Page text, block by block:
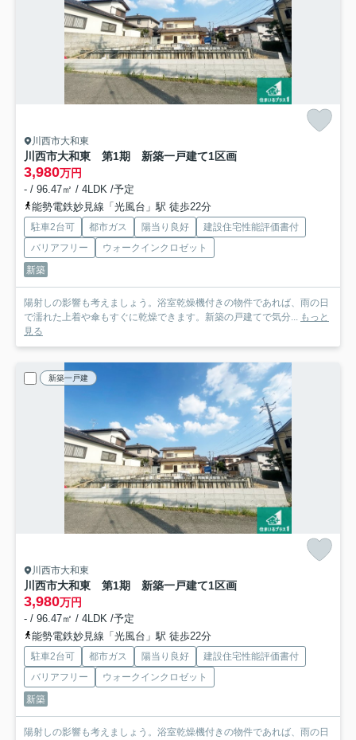
川西市大和東
川西市大和東 第1期 新築一戸建て1区画
3,980万円
- / 96.47㎡ / 4LDK /予定
能勢電鉄妙見線「光風台」駅 徒歩22分
駐車2台可 都市ガス 陽当り良好
建設住宅性能評価書付
バリアフリー
ウォークインクロゼット
新築
陽射しの影響も考えましょう。浴室乾燥機付きの物件であれば、雨の日
で濡れた上着や傘もすぐに乾燥できます。新築の戸建てで気分... もっと
見る
新築一戸建
川西市大和東
川西市大和東 第1期 新築一戸建て1区画
3,980万円
- / 96.47㎡ / 4LDK /予定
能勢電鉄妙見線「光風台」駅 徒歩22分
駐車2台可 都市ガス 陽当り良好
建設住宅性能評価書付
バリアフリー
ウォークインクロゼット
新築
陽射しの影響も考えましょう。浴室乾燥機付きの物件であれば、雨の日